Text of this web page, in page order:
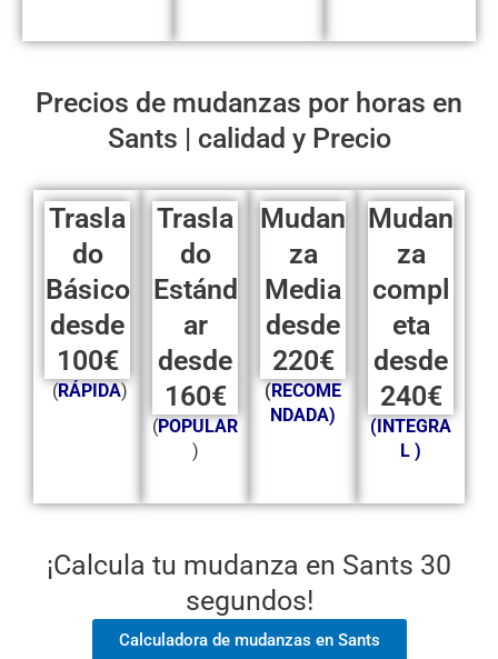
Precios de mudanzas por horas en
Sants | calidad y Precio
Trasla
do
Básico
desde
100€
(RÁPIDA)
Trasla
do
Estánd
ar
desde
160€
(POPULAR
)
Mudan
za
Media
desde
220€
(RECOME
NDADA)
Mudan
za
compl
eta
desde
240€
(INTEGRA
L )
¡Calcula tu mudanza en Sants 30
segundos!
Calculadora de mudanzas en Sants